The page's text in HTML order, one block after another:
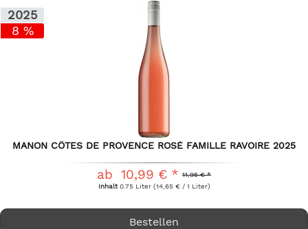
2025
8 %
MANON CÔTES DE PROVENCE ROSÉ FAMILLE RAVOIRE 2025
11,95 € *
ab 10,99 € *
Inhalt0.75 Liter (14,65 € / 1 Liter)
Bestellen